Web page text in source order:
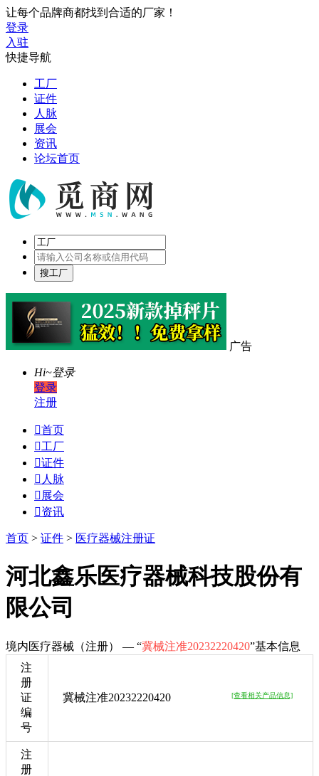
让每个品牌商都找到合适的厂家！
登录
入驻
快捷导航
工厂
证件
人脉
展会
资讯
论坛首页
广告
Hi~登录
登录
注册
首页
工厂
证件
 人脉
 展会
资讯
首页 > 证件 > 医疗器械注册证
河北鑫乐医疗器械科技股份有
限公司
境内医疗器械（注册） — “冀械注准20232220420”基本信息
注
册
证
编
号
冀械注准20232220420 [查看相关产品信息]
注
册